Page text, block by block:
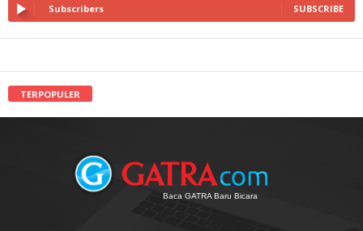
Subscribers SUBSCRIBE
TERPOPULER
Baca GATRA Baru Bicara